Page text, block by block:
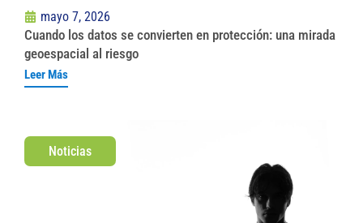
mayo 7, 2026
Cuando los datos se convierten en protección: una mirada
geoespacial al riesgo
Leer Más
Noticias